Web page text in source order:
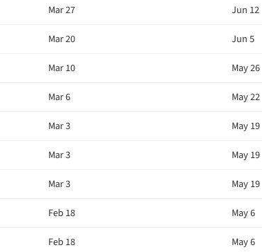
Mar 27 Jun 12
Mar 20 Jun 5
Mar 10 May 26
Mar 6 May 22
Mar 3 May 19
Mar 3 May 19
Mar 3 May 19
Feb 18 May 6
Feb 18 May 6